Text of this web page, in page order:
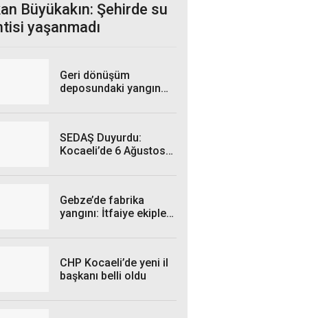
Büyükakın: Şehirde su
yaşanmadı
Geri dönüşüm
deposundaki yangın
SEDAŞ Duyurdu:
Kocaeli’de 6 Ağustos
Gebze’de fabrika
yangını: İtfaiye ekipleri
CHP Kocaeli’de yeni il
başkanı belli oldu